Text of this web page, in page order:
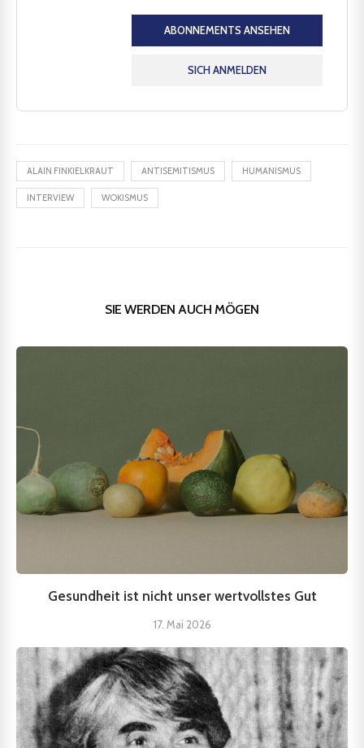
ABONNEMENTS ANSEHEN
SICH ANMELDEN
ALAIN FINKIELKRAUT ANTISEMITISMUS HUMANISMUS
INTERVIEW WOKISMUS
SIE WERDEN AUCH MÖGEN
Gesundheit ist nicht unser wertvollstes Gut
17. Mai 2026